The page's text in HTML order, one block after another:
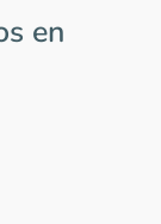
en